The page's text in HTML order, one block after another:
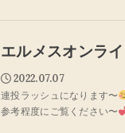
エルメスオンラ
2022.07.07
連投ラッシュになります〜
参考程度にご覧ください〜